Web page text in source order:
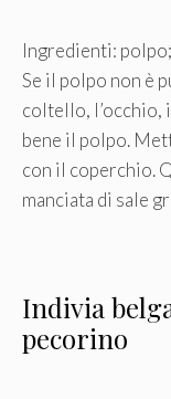
Ingredienti:
Se il polpo non è
coltello, l’occhio,
bene il polpo.
con il coperchio.
manciata di sale
Indivia
pecorino